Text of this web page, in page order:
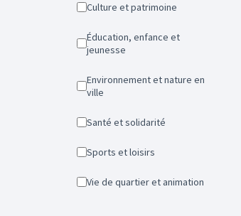
Culture et patrimoine
Éducation, enfance et
jeunesse
Environnement et nature en
ville
Santé et solidarité
Sports et loisirs
Vie de quartier et animation